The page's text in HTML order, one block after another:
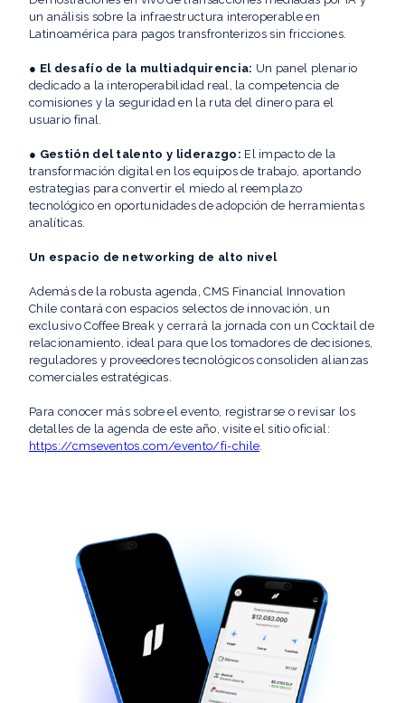
un análisis sobre la infraestructura interoperable en
Latinoamérica para pagos transfronterizos sin fricciones.
● El desafío de la multiadquirencia: Un panel plenario
dedicado a la interoperabilidad real, la competencia de
comisiones y la seguridad en la ruta del dinero para el
usuario final.
● Gestión del talento y liderazgo: El impacto de la
transformación digital en los equipos de trabajo, aportando
estrategias para convertir el miedo al reemplazo
tecnológico en oportunidades de adopción de herramientas
analíticas.
Un espacio de networking de alto nivel
Además de la robusta agenda, CMS Financial Innovation
Chile contará con espacios selectos de innovación, un
exclusivo Coffee Break y cerrará la jornada con un Cocktail de
relacionamiento, ideal para que los tomadores de decisiones,
reguladores y proveedores tecnológicos consoliden alianzas
comerciales estratégicas.
Para conocer más sobre el evento, registrarse o revisar los
detalles de la agenda de este año, visite el sitio oficial:
https://cmseventos.com/evento/fi-chile